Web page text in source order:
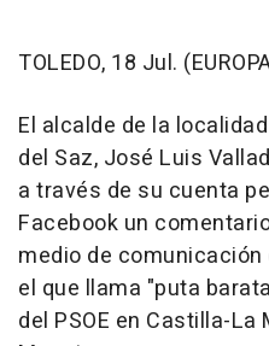
TOLEDO, 18 Jul.
El alcalde de la
del Saz, José Luis
a través de su cuenta
Facebook un
medio de
el que llama "puta
del PSOE en Castilla-La